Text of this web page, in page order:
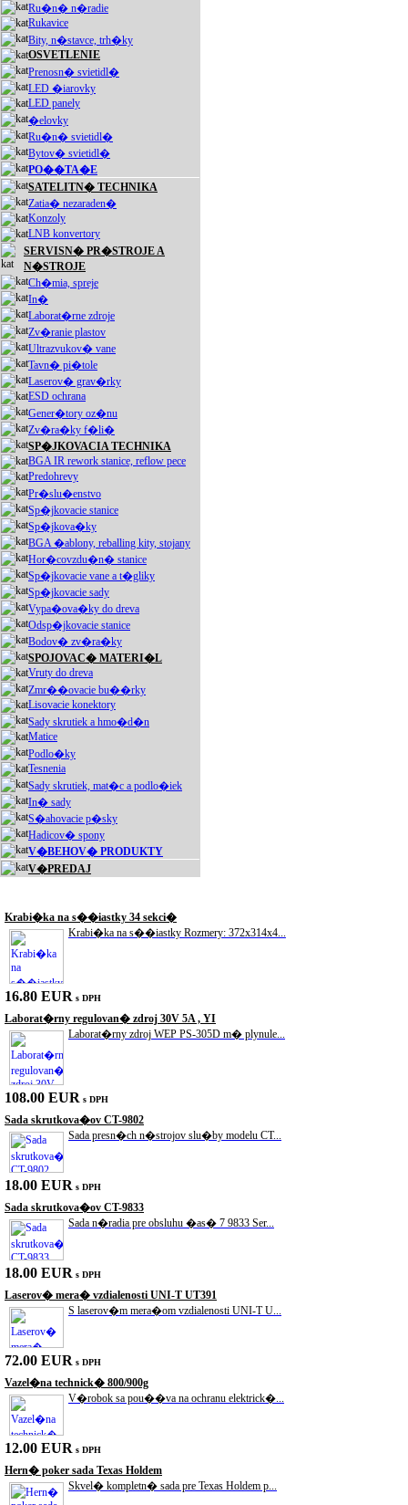
Ru�n� n�radie
Rukavice
Bity, n�stavce, trh�ky
OSVETLENIE
Prenosn� svietidl�
LED �iarovky
LED panely
�elovky
Ru�n� svietidl�
Bytov� svietidl�
PO��TA�E
SATELITN� TECHNIKA
Zatia� nezaraden�
Konzoly
LNB konvertory
SERVISN� PR�STROJE A
N�STROJE
Ch�mia, spreje
In�
Laborat�rne zdroje
Zv�ranie plastov
Ultrazvukov� vane
Tavn� pi�tole
Laserov� grav�rky
ESD ochrana
Gener�tory oz�nu
Zv�ra�ky f�li�
SP�JKOVACIA TECHNIKA
BGA IR rework stanice, reflow pece
Predohrevy
Pr�slu�enstvo
Sp�jkovacie stanice
Sp�jkova�ky
BGA �ablony, reballing kity, stojany
Hor�covzdu�n� stanice
Sp�jkovacie vane a t�gliky
Sp�jkovacie sady
Vypa�ova�ky do dreva
Odsp�jkovacie stanice
Bodov� zv�ra�ky
SPOJOVAC� MATERI�L
Vruty do dreva
Zmr��ovacie bu��rky
Lisovacie konektory
Sady skrutiek a hmo�d�n
Matice
Podlo�ky
Tesnenia
Sady skrutiek, mat�c a podlo�iek
In� sady
S�ahovacie p�sky
Hadicov� spony
V�BEHOV� PRODUKTY
V�PREDAJ
Krabi�ka na s��iastky 34 sekci�
Krabi�ka na s��iastky Rozmery: 372x314x4...
16.80 EUR s DPH
Laborat�rny regulovan� zdroj 30V 5A , YI
Laborat�rny zdroj WEP PS-305D m� plynule...
108.00 EUR s DPH
Sada skrutkova�ov CT-9802
Sada presn�ch n�strojov slu�by modelu CT...
18.00 EUR s DPH
Sada skrutkova�ov CT-9833
Sada n�radia pre obsluhu �as� 7 9833 Ser...
18.00 EUR s DPH
Laserov� mera� vzdialenosti UNI-T UT391
S laserov�m mera�om vzdialenosti UNI-T U...
72.00 EUR s DPH
Vazel�na technick� 800/900g
V�robok sa pou��va na ochranu elektrick�...
12.00 EUR s DPH
Hern� poker sada Texas Holdem
Skvel� kompletn� sada pre Texas Holdem p...